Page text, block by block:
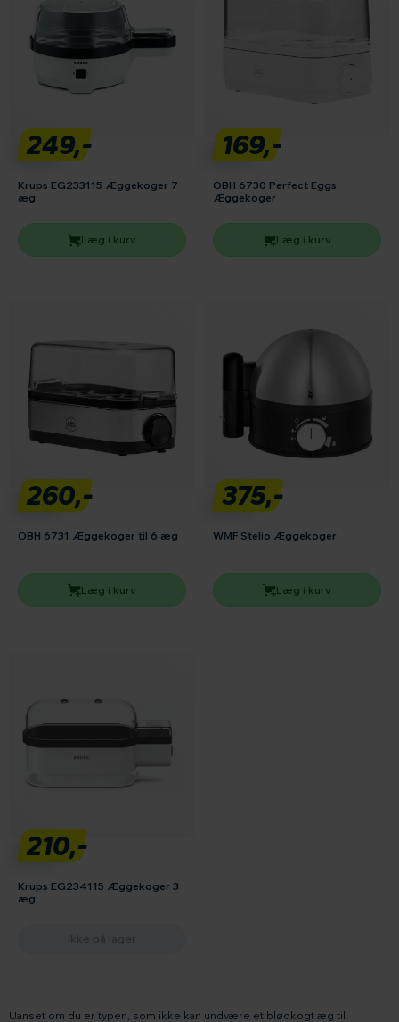
249,-
Krups EG233115 Æggekoger 7
æg
Læg i kurv
169,-
OBH 6730 Perfect Eggs
Æggekoger
Læg i kurv
260,-
OBH 6731 Æggekoger til 6 æg
Læg i kurv
375,-
WMF Stelio Æggekoger
Læg i kurv
210,-
Krups EG234115 Æggekoger 3
æg
Uanset om du er typen, som ikke kan undvære et blødkogt æg til